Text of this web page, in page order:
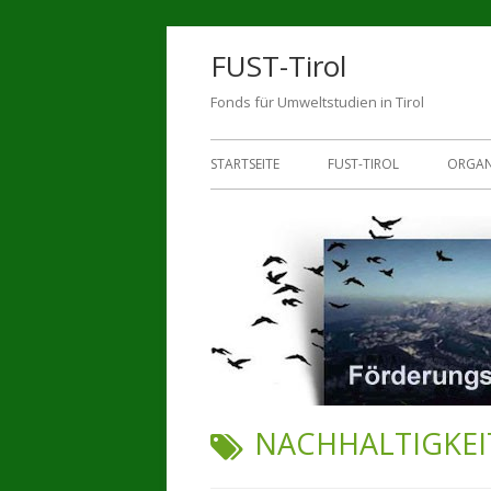
FUST-Tirol
Fonds für Umweltstudien in Tirol
Primäres
Menü
STARTSEITE FUST-TIROL
SCHLAGWORT: